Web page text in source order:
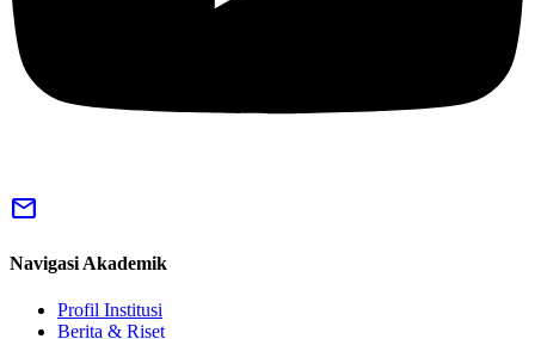
mail
Navigasi Akademik
Profil Institusi
Berita & Riset